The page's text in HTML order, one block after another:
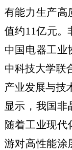
有能力生产高
值约11亿元。
中国电器工业
中科技大学联
产业发展与技
显示 ， 我国非
随着工业现代
游对高性能涂